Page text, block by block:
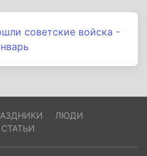
советские войска -
ЛЮДИ
СТАТЬИ